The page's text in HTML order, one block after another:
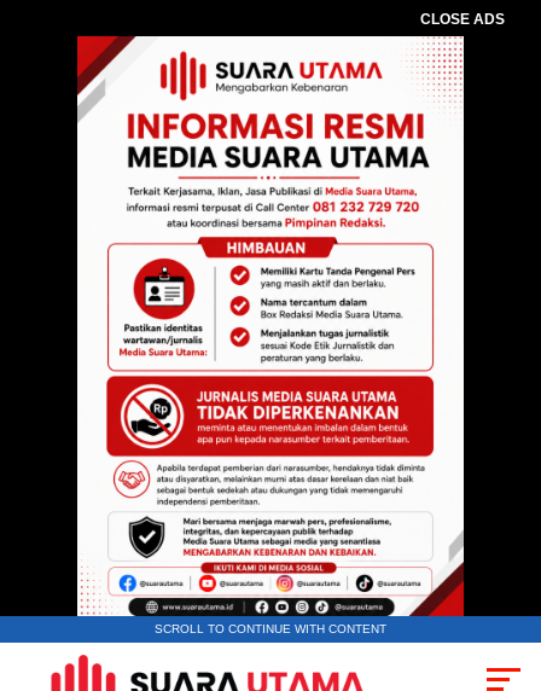
CLOSE ADS
SCROLL TO CONTINUE WITH CONTENT